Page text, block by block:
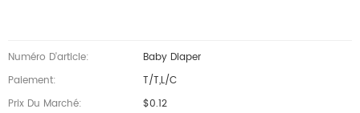
Numéro D'article:
Baby Diaper
Paiement:
T/T,L/C
Prix Du Marché:
$0.12